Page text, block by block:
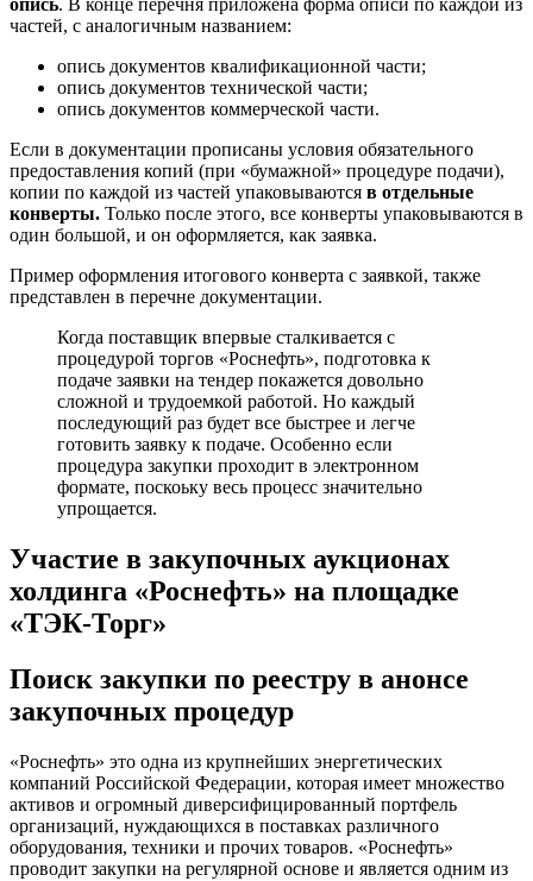
частей, с аналогичным названием:
опись документов квалификационной части;
опись документов технической части;
опись документов коммерческой части.
Если в документации прописаны условия обязательного
предоставления копий (при «бумажной» процедуре подачи),
копии по каждой из частей упаковываются в отдельные
конверты. Только после этого, все конверты упаковываются в
один большой, и он оформляется, как заявка.
Пример оформления итогового конверта с заявкой, также
представлен в перечне документации.
Когда поставщик впервые сталкивается с
процедурой торгов «Роснефть», подготовка к
подаче заявки на тендер покажется довольно
сложной и трудоемкой работой. Но каждый
последующий раз будет все быстрее и легче
готовить заявку к подаче. Особенно если
процедура закупки проходит в электронном
формате, поскоьку весь процесс значительно
упрощается.
Участие в закупочных аукционах
холдинга «Роснефть» на площадке
«ТЭК-Торг»
Поиск закупки по реестру в анонсе
закупочных процедур
«Роснефть» это одна из крупнейших энергетических
компаний Российской Федерации, которая имеет множество
активов и огромный диверсифицированный портфель
организаций, нуждающихся в поставках различного
оборудования, техники и прочих товаров. «Роснефть»
проводит закупки на регулярной основе и является одним из